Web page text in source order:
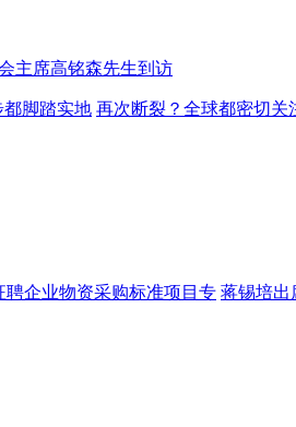
主席高铭森先生到访
脚踏实地 再次断裂？全球都密切关
聘企业物资采购标准项目专 蒋锡培出